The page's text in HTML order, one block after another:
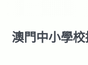
澳門中小學